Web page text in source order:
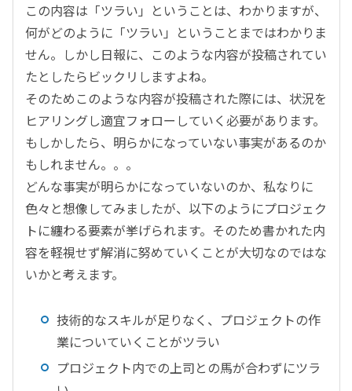
この内容は「ツラい」ということは、わかりますが、
何がどのように「ツラい」ということまではわかりま
せん。しかし日報に、このような内容が投稿されてい
たとしたらビックリしますよね。
そのためこのような内容が投稿された際には、状況を
ヒアリングし適宜フォローしていく必要があります。
もしかしたら、明らかになっていない事実があるのか
もしれません。。。
どんな事実が明らかになっていないのか、私なりに
色々と想像してみましたが、以下のようにプロジェク
トに纏わる要素が挙げられます。そのため書かれた内
容を軽視せず解消に努めていくことが大切なのではな
いかと考えます。
技術的なスキルが足りなく、プロジェクトの作
業についていくことがツラい
プロジェクト内での上司との馬が合わずにツラ